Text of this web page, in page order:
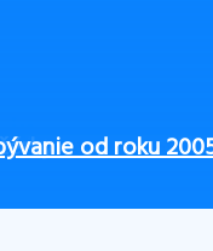
zamestnancov,
môžu samisa podľa
od roku